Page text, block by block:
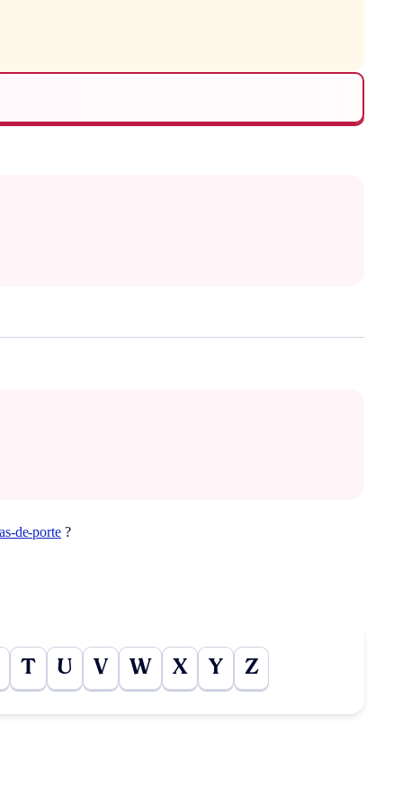
de-porte?
T U V W X Y Z